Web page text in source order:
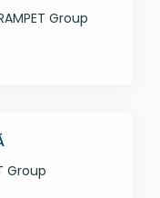
Group
Group